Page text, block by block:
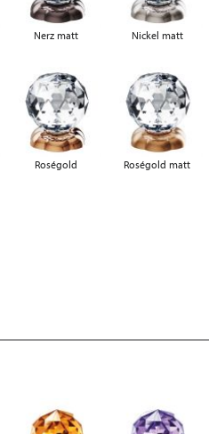
Nerz matt Nickel matt
Roségold Roségold matt